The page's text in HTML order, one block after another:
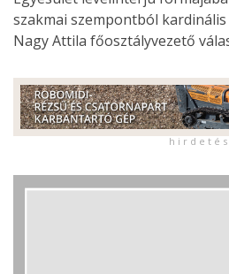
szakmai szempontból
Nagy Attila főosztályvezető
h i r d e t é s